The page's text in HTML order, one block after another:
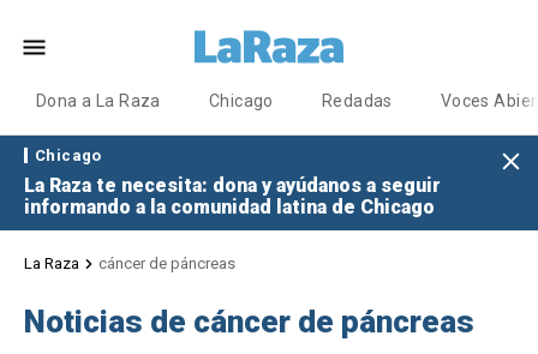
Dona a La Raza Chicago Redadas Voces
Chicago
La Raza te necesita: dona y ayúdanos a seguir
informando a la comunidad latina de Chicago
La Raza cáncer de páncreas
Noticias de cáncer de páncreas